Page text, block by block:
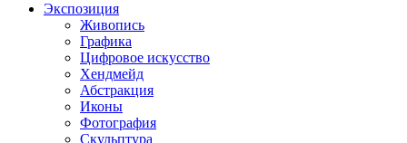
Экспозиция
Живопись
Графика
Цифровое искусство
Хендмейд
Абстракция
Иконы
Фотография
Скульптура